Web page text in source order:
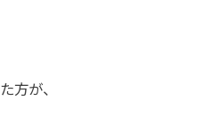
方が、